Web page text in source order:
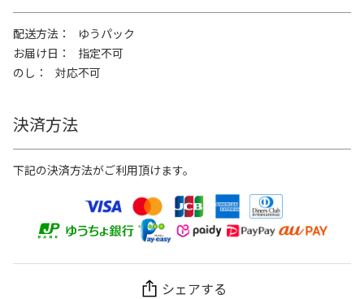
配送方法
ゆうパック
お届け日
指定不可
のし
対応不可
決済方法
下記の決済方法がご利用頂けます。
シェアする